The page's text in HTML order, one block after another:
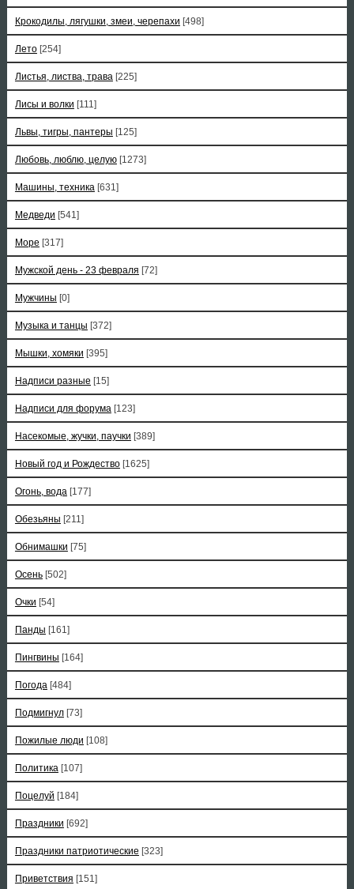
Крокодилы, лягушки, змеи, черепахи [498]
Лето [254]
Листья, листва, трава [225]
Лисы и волки [111]
Львы, тигры, пантеры [125]
Любовь, люблю, целую [1273]
Машины, техника [631]
Медведи [541]
Море [317]
Мужской день - 23 февраля [72]
Мужчины [0]
Музыка и танцы [372]
Мышки, хомяки [395]
Надписи разные [15]
Надписи для форума [123]
Насекомые, жучки, паучки [389]
Новый год и Рождество [1625]
Огонь, вода [177]
Обезьяны [211]
Обнимашки [75]
Осень [502]
Очки [54]
Панды [161]
Пингвины [164]
Погода [484]
Подмигнул [73]
Пожилые люди [108]
Политика [107]
Поцелуй [184]
Праздники [692]
Праздники патриотические [323]
Приветствия [151]